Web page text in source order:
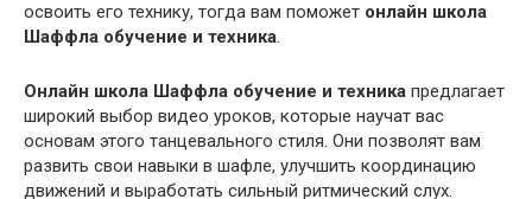
освоить его технику, тогда вам поможет онлайн школа
Шаффла обучение и техника.
Онлайн школа Шаффла обучение и техника предлагает
широкий выбор видео уроков, которые научат вас
основам этого танцевального стиля. Они позволят вам
развить свои навыки в шафле, улучшить координацию
движений и выработать сильный ритмический слух.